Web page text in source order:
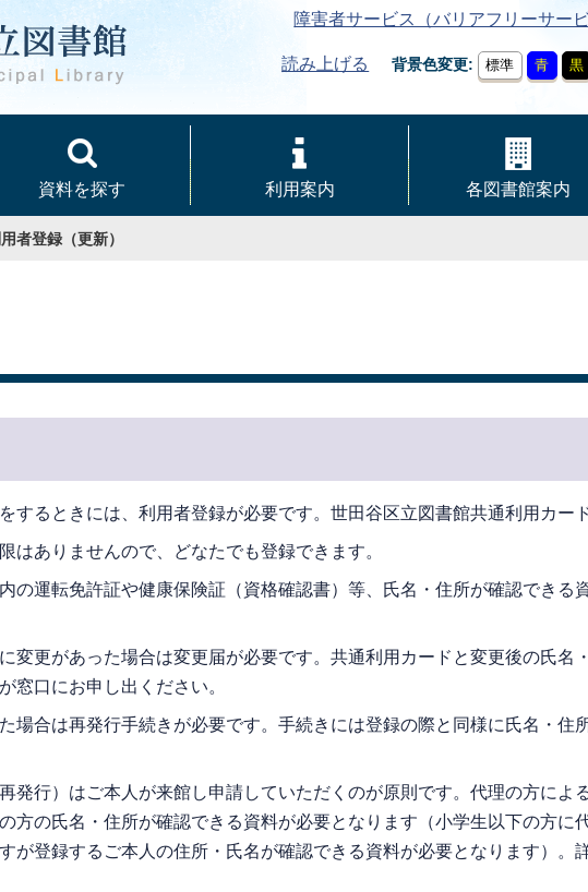
障害者サービス（バリアフリーサービ
読み上げる 背景色変更 標準 青 黒
資料を探す 利用案内 各図書館案内
者登録（更新）
するときには、利用者登録が必要です。世田谷区立図書館共通利用カー
はありませんので、どなたでも登録できます。
の運転免許証や健康保険証（資格確認書）等、氏名・住所が確認できる
変更があった場合は変更届が必要です。共通利用カードと変更後の氏名
窓口にお申し出ください。
場合は再発行手続きが必要です。手続きには登録の際と同様に氏名・住
発行）はご本人が来館し申請していただくのが原則です。代理の方によ
方の氏名・住所が確認できる資料が必要となります（小学生以下の方に
が登録するご本人の住所・氏名が確認できる資料が必要となります）。